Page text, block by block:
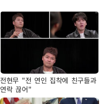
전현무 "전 연인 집착에 친구들과
연락 끊어"